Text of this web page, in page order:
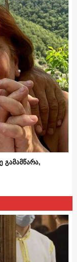
გამამწარა,